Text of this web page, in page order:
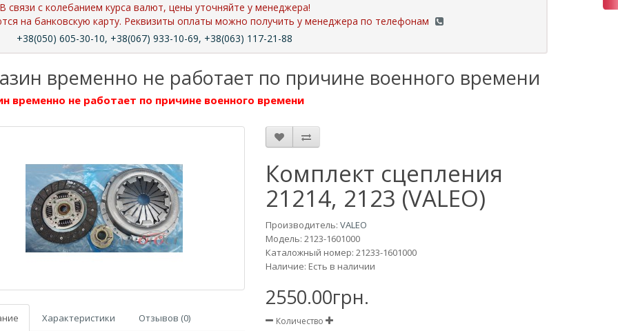
В связи с колебанием курса валют, цены уточняйте у менеджера!
на банковскую карту. Реквизиты оплаты можно получить у менеджера по телефонам
+38(050) 605-30-10, +38(067) 933-10-69, +38(063) 117-21-88
временно не работает по причине военного времени
временно не работает по причине военного времени
Характеристики Отзывов (0)
Комплект сцепления
21214, 2123 (VALEO)
Производитель:VALEO
Модель:2123-1601000
Каталожный номер: 21233-1601000
Наличие: Есть в наличии
2550.00грн.
Количество